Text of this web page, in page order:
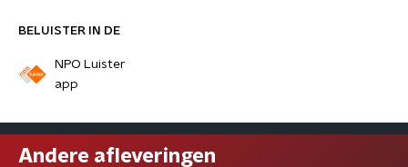
BELUISTER IN DE
NPO Luister
app
Andere afleveringen